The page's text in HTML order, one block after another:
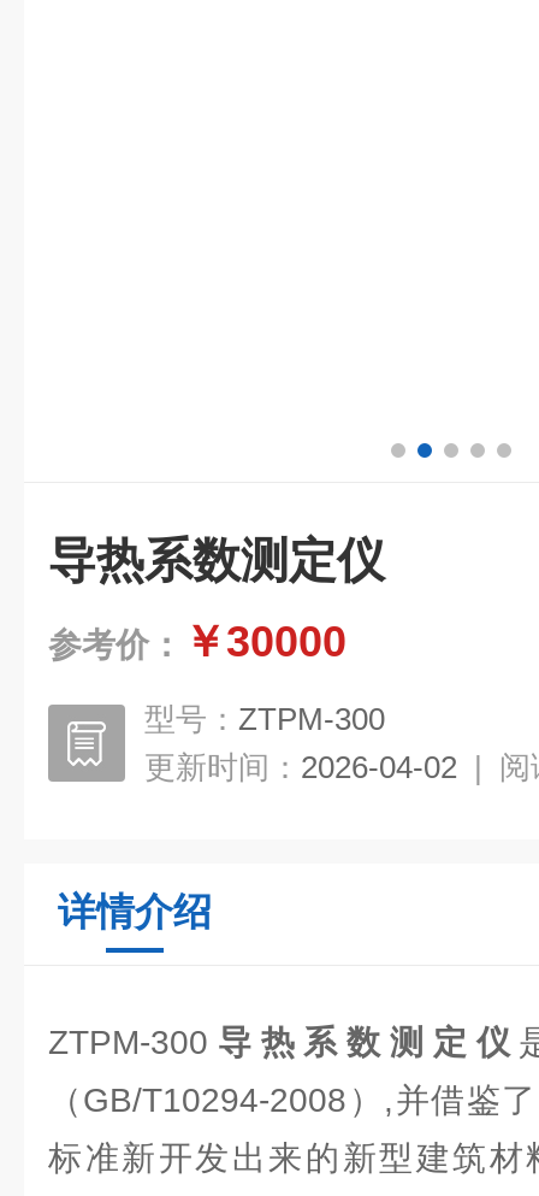
导热系数测定仪
参考价： ￥30000
型号： ZTPM-300
更新时间： 2026-04-02 | 阅
详情介绍
ZTPM-300 导热系数测定仪
（GB/T10294-2008）,并借鉴
标准新开发出来的新型建筑材